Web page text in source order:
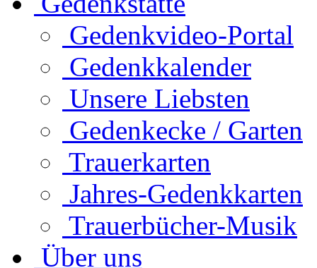
Gedenkvideo-Portal
Gedenkkalender
Unsere Liebsten
Gedenkecke / Garten
Trauerkarten
Jahres-Gedenkkarten
Trauerbücher-Musik
Über uns